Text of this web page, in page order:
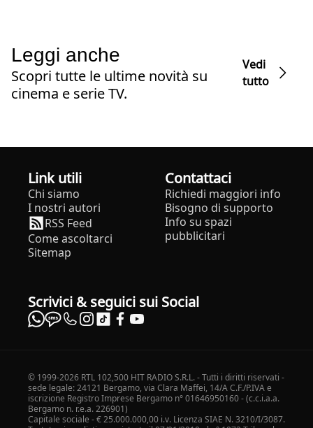
Leggi anche
Scopri tutte le ultime novità su
cinema e serie TV.
Vedi
tutto
Link utili
Chi siamo
I nostri autori
RSS Feed
Come ascoltarci
Sitemap
Contattaci
Richiedi maggiori info
Bisogno di supporto
Info su spazi
pubblicitari
Scrivici & seguici sui Social
© 1999-2026 RTL 102,500 HIT RADIO S.R.L. - Tutti i diritti riservati -
sede legale: 24121 Bergamo, via Clara Maffei, 14/A C.F./P.IVA e
iscrizione Registro Imprese Bergamo n° 01646950160 - (c.c.i.a.a.
Bergamo n. r.e.a. 226901)
Capitale sociale - € 25.000.000,00 i.v. Licenza SIAE N. 3210/I/3087.